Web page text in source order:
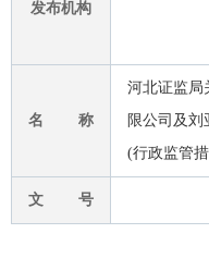
发布机构
名 称
河北证监局
限公司及
(行政监管
文 号